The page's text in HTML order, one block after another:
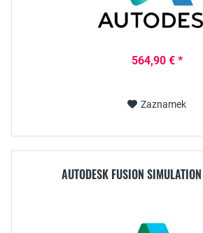
564,90 € *
Zaznamek
AUTODESK FUSION